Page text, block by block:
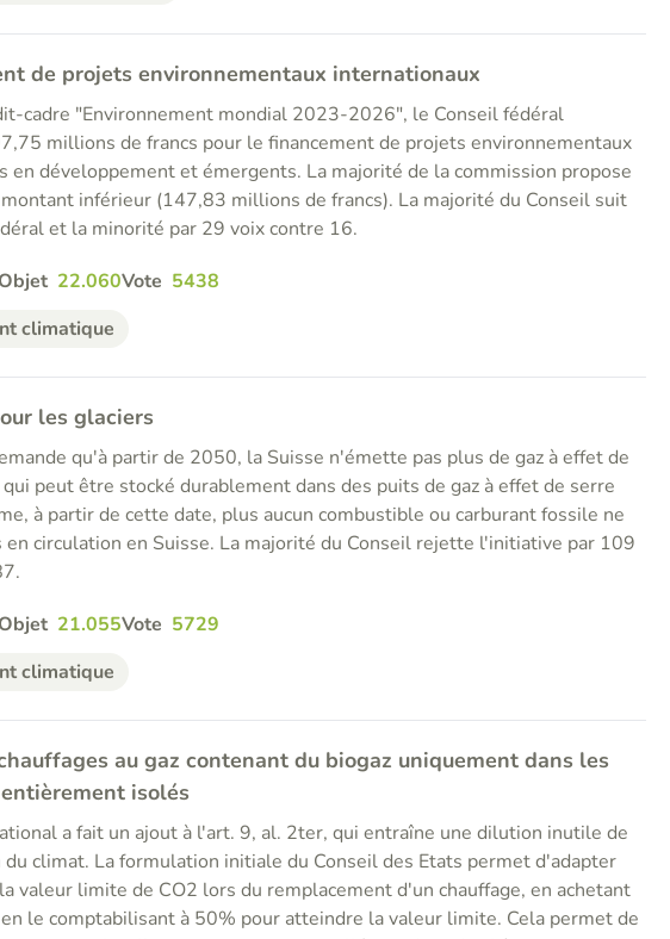
de projets environnementaux internationaux
cadre "Environnement mondial 2023-2026", le Conseil fédéral
millions de francs pour le financement de projets environnementaux
en développement et émergents. La majorité de la commission propose
inférieur (147,83 millions de francs). La majorité du Conseil suit
et la minorité par 29 voix contre 16.
Objet 22.060Vote 5438
climatique
les glaciers
qu'à partir de 2050, la Suisse n'émette pas plus de gaz à effet de
peut être stocké durablement dans des puits de gaz à effet de serre
à partir de cette date, plus aucun combustible ou carburant fossile ne
circulation en Suisse. La majorité du Conseil rejette l'initiative par 109
Objet 21.055Vote 5729
climatique
au gaz contenant du biogaz uniquement dans les
isolés
a fait un ajout à l'art. 9, al. 2ter, qui entraîne une dilution inutile de
climat. La formulation initiale du Conseil des Etats permet d'adapter
valeur limite de CO2 lors du remplacement d'un chauffage, en achetant
le comptabilisant à 50% pour atteindre la valeur limite. Cela permet de